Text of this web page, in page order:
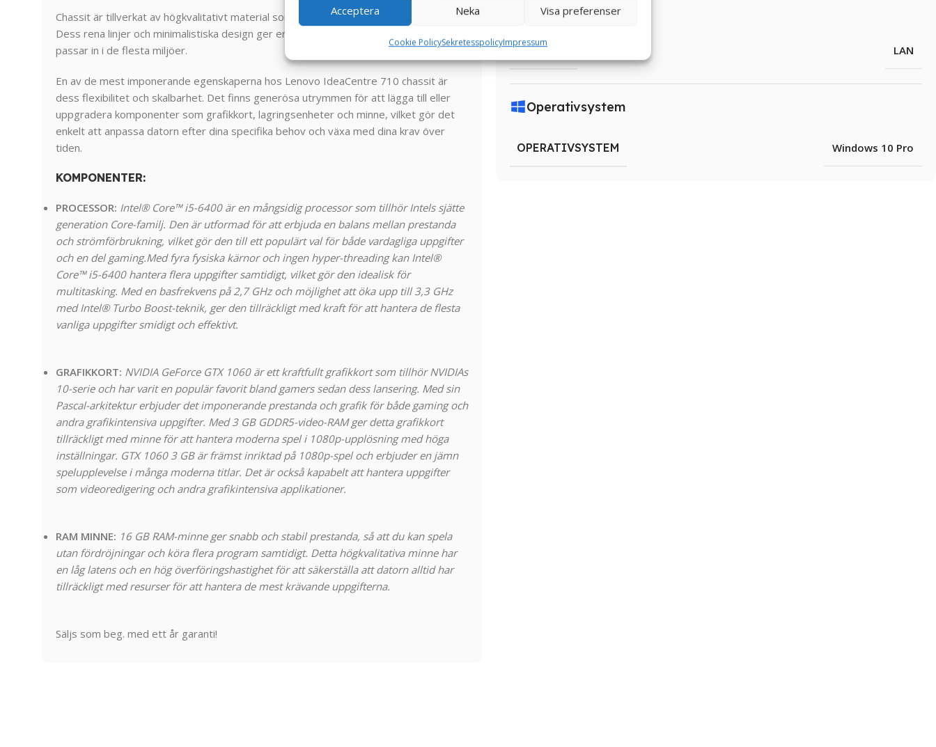
Acceptera Neka Visa preferenser
Cookie PolicySekretesspolicyImpressum
Chassit är tillverkat av högkvalitativt material som ger en solid känsla och hållbarhet.
Dess rena linjer och minimalistiska design ger en modern och elegant estetik som
passar in i de flesta miljöer.
En av de mest imponerande egenskaperna hos Lenovo IdeaCentre 710 chassit är
dess flexibilitet och skalbarhet. Det finns generösa utrymmen för att lägga till eller
uppgradera komponenter som grafikkort, lagringsenheter och minne, vilket gör det
enkelt att anpassa datorn efter dina specifika behov och växa med dina krav över
tiden.
KOMPONENTER:
PROCESSOR: Intel® Core™ i5-6400 är en mångsidig processor som tillhör Intels sjätte
generation Core-familj. Den är utformad för att erbjuda en balans mellan prestanda
och strömförbrukning, vilket gör den till ett populärt val för både vardagliga uppgifter
och en del gaming.Med fyra fysiska kärnor och ingen hyper-threading kan Intel®
Core™ i5-6400 hantera flera uppgifter samtidigt, vilket gör den idealisk för
multitasking. Med en basfrekvens på 2,7 GHz och möjlighet att öka upp till 3,3 GHz
med Intel® Turbo Boost-teknik, ger den tillräckligt med kraft för att hantera de flesta
vanliga uppgifter smidigt och effektivt.
GRAFIKKORT: NVIDIA GeForce GTX 1060 är ett kraftfullt grafikkort som tillhör NVIDIAs
10-serie och har varit en populär favorit bland gamers sedan dess lansering. Med sin
Pascal-arkitektur erbjuder det imponerande prestanda och grafik för både gaming och
andra grafikintensiva uppgifter. Med 3 GB GDDR5-video-RAM ger detta grafikkort
tillräckligt med minne för att hantera moderna spel i 1080p-upplösning med höga
inställningar. GTX 1060 3 GB är främst inriktad på 1080p-spel och erbjuder en jämn
spelupplevelse i många moderna titlar. Det är också kapabelt att hantera uppgifter
som videoredigering och andra grafikintensiva applikationer.
RAM MINNE: 16 GB RAM-minne ger snabb och stabil prestanda, så att du kan spela
utan fördröjningar och köra flera program samtidigt. Detta högkvalitativa minne har
en låg latens och en hög överföringshastighet för att säkerställa att datorn alltid har
tillräckligt med resurser för att hantera de mest krävande uppgifterna.
Säljs som beg. med ett år garanti!
Nätverk
NÄTVERK LAN
Operativsystem
OPERATIVSYSTEM Windows 10 Pro